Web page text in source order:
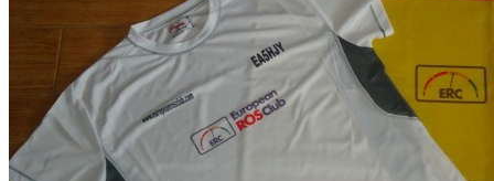
Lista de Miembros